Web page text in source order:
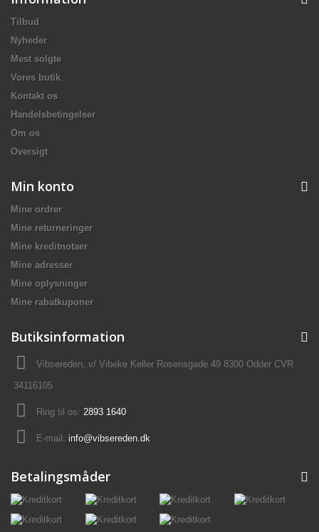
Tilbud
Nyheder
Mest solgte
Vores butik
Kontakt os
Handelsbetingelser
Om os
Oversigt
Min konto
Mine ordrer
Mine returneringer
Mine kreditnotaer
Mine adresser
Mine oplysninger
Mine rabatkuponer
Butiksinformation
Vibsereden, v/ Vibeke Keller Rosensgade 49 8300 Odder CVR
34116105
Ring til os: 2893 1640
E-mail: info@vibsereden.dk
Betalingsmåder